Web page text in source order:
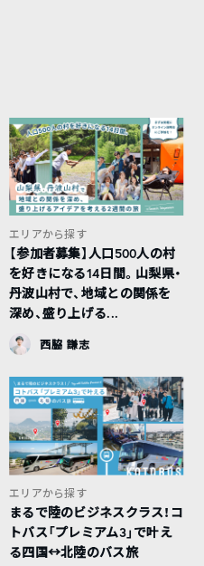
エリアから探す
【参加者募集】人口500人の村
を好きになる14日間。山梨県・
丹波山村で、地域との関係を
深め、盛り上げる...
西脇 謙志
エリアから探す
まるで陸のビジネスクラス！コ
トバス「プレミアム3」で叶え
る四国↔︎北陸のバス旅